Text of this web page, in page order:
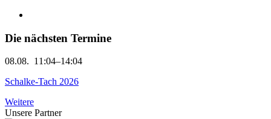
Die nächsten Termine
08.08. 11:04–14:04
Schalke-Tach 2026
Weitere
Unsere Partner